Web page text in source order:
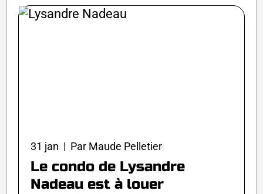
31 jan | Par Maude Pelletier
Le condo de Lysandre
Nadeau est à louer